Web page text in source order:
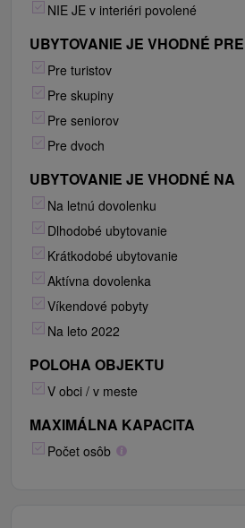
NIE JE v interiéri povolené
UBYTOVANIE JE VHODNÉ PRE
Pre turistov
Pre skupiny
Pre seniorov
Pre dvoch
UBYTOVANIE JE VHODNÉ NA
Na letnú dovolenku
Dlhodobé ubytovanie
Krátkodobé ubytovanie
Aktívna dovolenka
Víkendové pobyty
Na leto 2022
POLOHA OBJEKTU
V obci / v meste
MAXIMÁLNA KAPACITA
Počet osôb